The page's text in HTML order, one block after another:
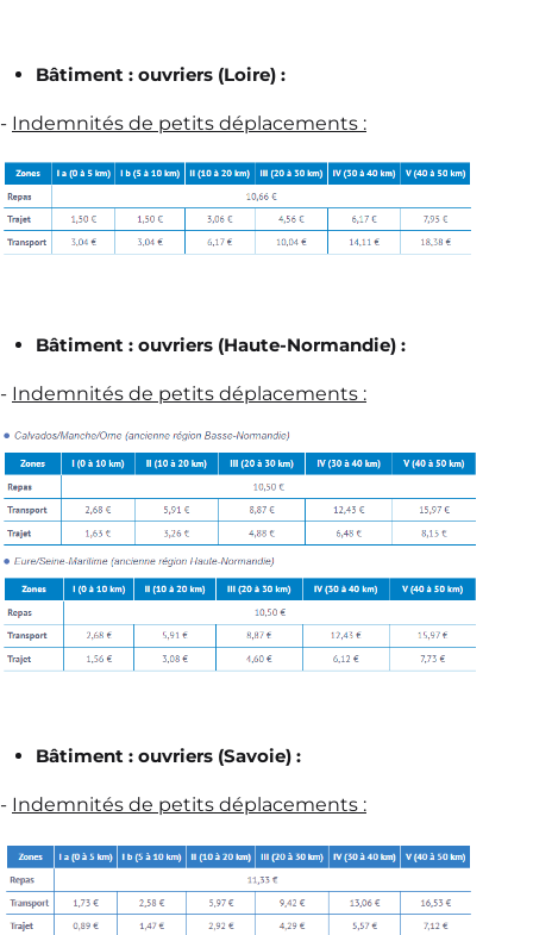
Bâtiment : ouvriers (Loire) :
- Indemnités de petits déplacements :
Bâtiment : ouvriers (Haute-Normandie) :
- Indemnités de petits déplacements :
Bâtiment : ouvriers (Savoie) :
- Indemnités de petits déplacements :